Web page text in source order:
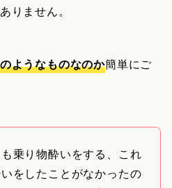
りません。
ようなものなのか簡単にご
乗り物酔いをする、これ
をしたことがなかったの